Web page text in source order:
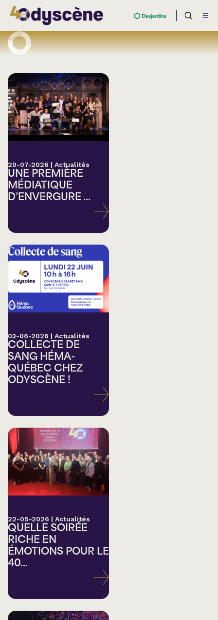
20-07-2026 | Actualités
UNE PREMIÈRE
MÉDIATIQUE
D’ENVERGURE ...
03-06-2026 | Actualités
COLLECTE DE
SANG HÉMA-
QUÉBEC CHEZ
ODYSCÈNE !
22-05-2026 | Actualités
QUELLE SOIRÉE
RICHE EN
ÉMOTIONS POUR LE
40...